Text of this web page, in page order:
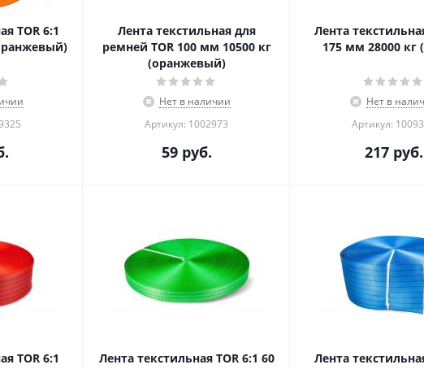
TOR 6:1
Лента текстильная для
ремней TOR 100 мм 10500 кг
(оранжевый)
Нет в наличии
Артикул: 1002973
59руб.
Лента
175 мм 28000 кг
Нет в
Артикул:
217руб.
TOR 6:1
Лента текстильная TOR 6:1 60
Лента